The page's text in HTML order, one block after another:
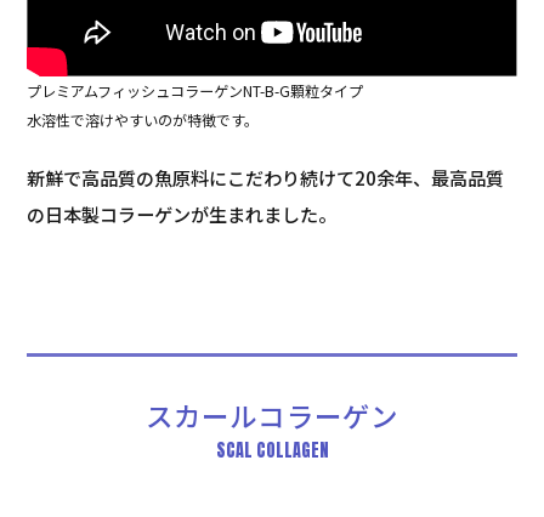
プレミアムフィッシュコラーゲンNT-B-G顆粒タイプ
水溶性で溶けやすいのが特徴です。
新鮮で高品質の魚原料にこだわり続けて20余年、最高品質
の日本製コラーゲンが生まれました。
スカールコラーゲン
SCAL COLLAGEN